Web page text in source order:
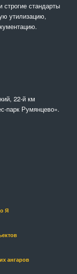
стандарты
утилизацию,
22-й км
парк Румянцево».
Я
ангаров